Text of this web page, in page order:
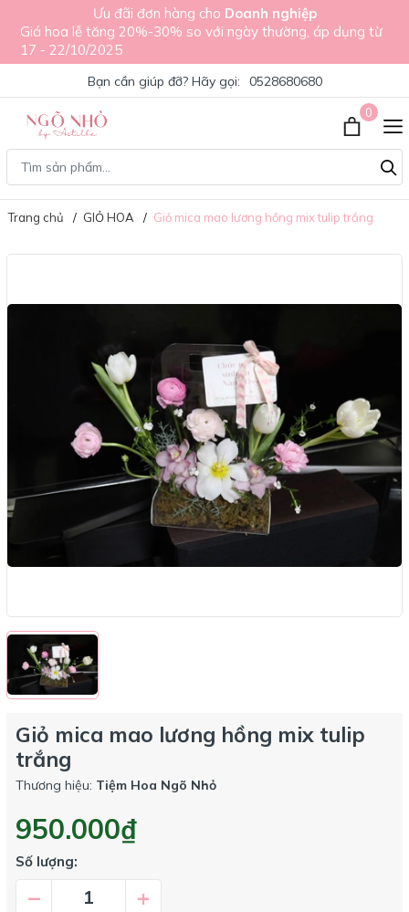
Ưu đãi đơn hàng cho Doanh nghiệp
Giá hoa lễ tăng 20%-30% so với ngày thường, áp dụng từ
17 - 22/10/2025
Bạn cần giúp đỡ? Hãy gọi: 0528680680
0
Trang chủ GIỎ HOA Giỏ mica mao lương hồng mix tulip trắng
Giỏ mica mao lương hồng mix tulip
trắng
Thương hiệu: Tiệm Hoa Ngõ Nhỏ
950.000₫
Số lượng:
– +